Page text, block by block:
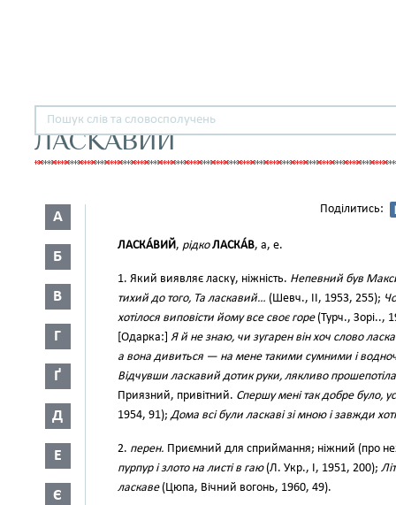
ЛАСКАВИЙ
А
Б
В
Г
Ґ
Д
Е
Є
Поділитись:
ЛАСКА́ВИЙ, рідко ЛАСКА́В, а, е.
1. Який виявляє ласку, ніжність. Непевний був
тихий до того, Та ласкавий… (Шевч., II, 1953, 255);
хотілося виповісти йому все своє горе(Турч., Зорі..,
[Одарка:] Я й не знаю, чи зугарен він хоч слово
а вона дивиться — на мене такими сумними і
Відчувши ласкавий дотик руки, лякливо прошепотіла
Приязний, привітний. Спершу мені так добре було,
1954, 91);Дома всі були ласкаві зі мною і завжди
2. перен. Приємний для сприймання; ніжний (про
пурпур і злото на листі в гаю(Л. Укр., І, 1951, 200);
ласкаве(Цюпа, Вічний вогонь, 1960, 49).